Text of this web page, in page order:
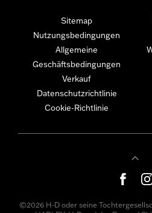
Sitemap
Nutzungsbedingungen
Allgemeine
Geschäftsbedingungen
Verkauf
Datenschutzrichtlinie
Cookie-Richtlinie
©2026 H-D oder seine